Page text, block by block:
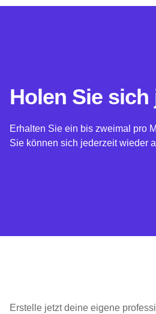
Holen Sie
Erhalten Sie ein bis zweimal pro
Sie können sich jederzeit wieder
Erstelle jetzt deine eigene